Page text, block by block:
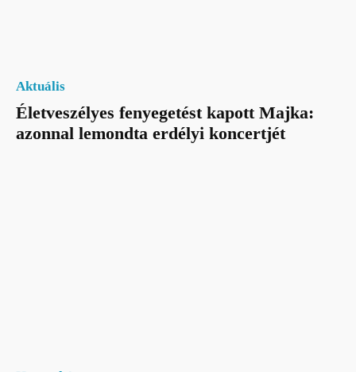
Aktuális
Életveszélyes fenyegetést kapott Majka:
azonnal lemondta erdélyi koncertjét